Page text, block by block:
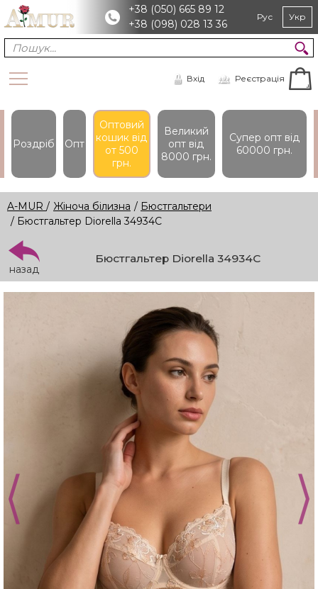
+38 (050) 665 89 12
+38 (098) 028 13 36
Рус Укр
Вхід Реєстрація
Роздріб Опт
Оптовий
кошик вiд
от 500
грн.
Великий
опт вiд
8000 грн.
Супер опт вiд
60000 грн.
A-MUR / Жіноча білизна / Бюстгальтери
/ Бюстгальтер Diorella 34934C
назад
Бюстгальтер Diorella 34934C